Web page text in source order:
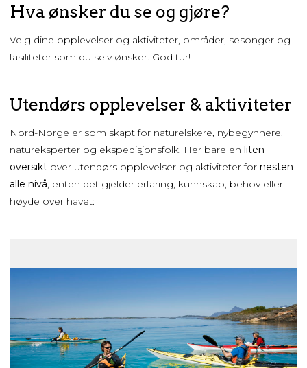
Hva ønsker du se og gjøre?
Velg dine opplevelser og aktiviteter, områder, sesonger og
fasiliteter som du selv ønsker. God tur!
Utendørs opplevelser & aktiviteter
Nord-Norge er som skapt for naturelskere, nybegynnere,
natureksperter og ekspedisjonsfolk. Her bare en liten
oversikt over utendørs opplevelser og aktiviteter for nesten
alle nivå, enten det gjelder erfaring, kunnskap, behov eller
høyde over havet: